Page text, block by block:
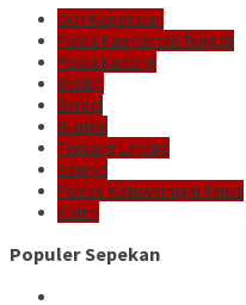
Giat Kepolisian
Polda Kalimantan Tengah
Polda Kalteng
Bartim
Barsel
Buntok
Tamiang Layang
Sampit
Polres Kotawaringin Timur
Kotim
Populer Sepekan